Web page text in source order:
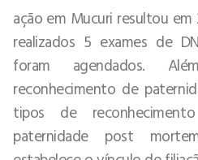
ação em Mucuri resultou
realizados 5 exames de
foram agendados.
reconhecimento de
tipos de
paternidade post